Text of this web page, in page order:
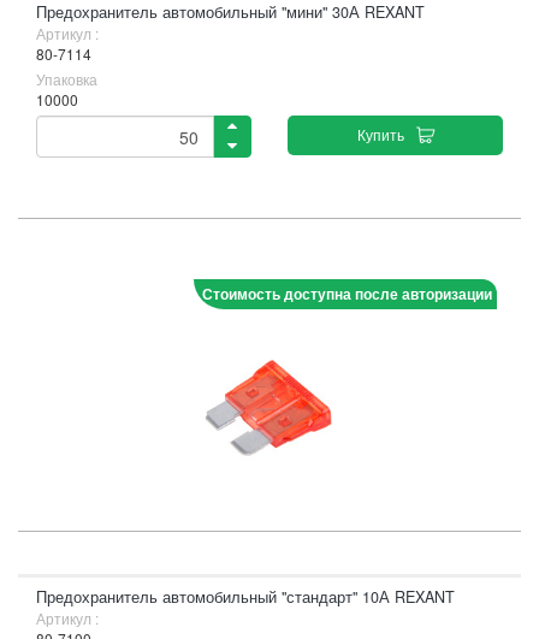
Предохранитель автомобильный "мини" 30А REXANT
Артикул :
80-7114
Упаковка
10000
Купить
Стоимость доступна после авторизации
Предохранитель автомобильный "стандарт" 10А REXANT
Артикул :